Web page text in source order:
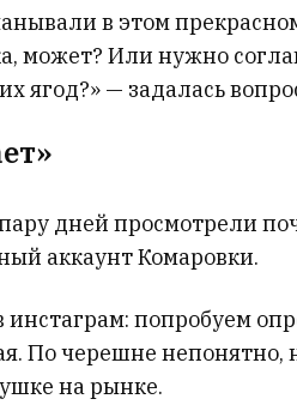
в этом
может? Или нужно
ягод?» — задалась
дней просмотрели
аккаунт Комаровки.
попробуем
По черешне непонятно,
на рынке.